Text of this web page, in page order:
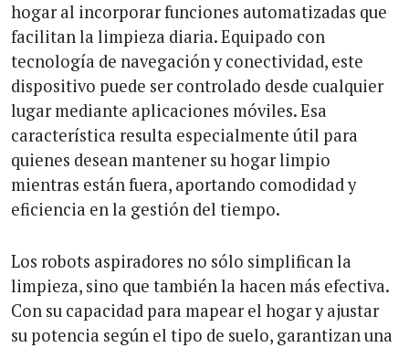
hogar al incorporar funciones automatizadas que
facilitan la limpieza diaria. Equipado con
tecnología de navegación y conectividad, este
dispositivo puede ser controlado desde cualquier
lugar mediante aplicaciones móviles. Esa
característica resulta especialmente útil para
quienes desean mantener su hogar limpio
mientras están fuera, aportando comodidad y
eficiencia en la gestión del tiempo.
Los robots aspiradores no sólo simplifican la
limpieza, sino que también la hacen más efectiva.
Con su capacidad para mapear el hogar y ajustar
su potencia según el tipo de suelo, garantizan una